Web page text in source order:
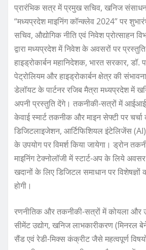
प्रारंभिक सत्र में प्रमुख सचिव, खनिज
“मध्यप्रदेश माइनिंग कॉन्क्लेव 2024” पर
सचिव, औद्योगिक नीति एवं निवेश प्रोत्साहन
द्वारा मध्यप्रदेश में निवेश के अवसरों पर प्रस्तुति
हाइड्रोकार्बन महानिदेशक, भारत सरकार, डॉ.
पेट्रोलियम और हाइड्रोकार्बन क्षेत्र की
डेलॉयट के पार्टनर रजिब मैत्रा मध्यप्रदेश में
अपनी प्रस्तुति देंगे। तकनीकी-सत्रों में
केवाई स्मार्ट तकनीक और माइन सेफ्टी पर
डिजिटलाइजेशन, आर्टिफिशियल इंटेलिजेंस
के उपयोग पर विमर्श किया जायेगा। ड्रोन
माइनिंग टेक्नोलॉजी में स्टार्ट-अप के लिये
खदानों के लिए डिजिटल समाधान पर विशेषज्ञों
होगी।
रणनीतिक और तकनीकी-सत्रों में कोयला और
सीमेंट उद्योग, खनिज लाभकारीकरण (मिनरल
सैंड एवं रेडी-मिक्स कंक्रीट जैसे महत्वपूर्ण विषयों